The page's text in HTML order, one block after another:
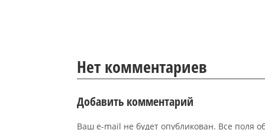
Нет комментариев
Добавить комментарий
Ваш e-mail не будет опубликован. Все поля